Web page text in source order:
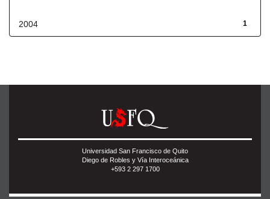
1
2004
Universidad San Francisco de Quito
Diego de Robles y Vía Interoceánica
+593 2 297 1700